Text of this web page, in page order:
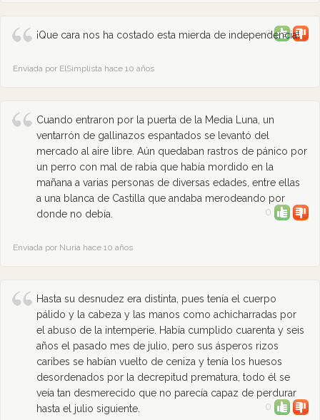
¡Que cara nos ha costado esta mierda de independencia!
0
Enviada por ElSimplista hace 10 años
Cuando entraron por la puerta de la Media Luna, un
ventarrón de gallinazos espantados se levantó del
mercado al aire libre. Aún quedaban rastros de pánico por
un perro con mal de rabia que había mordido en la
mañana a varias personas de diversas edades, entre ellas
a una blanca de Castilla que andaba merodeando por
donde no debía.
0
Enviada por Nuria hace 10 años
Hasta su desnudez era distinta, pues tenía el cuerpo
pálido y la cabeza y las manos como achicharradas por
el abuso de la intemperie. Había cumplido cuarenta y seis
años el pasado mes de julio, pero sus ásperos rizos
caribes se habían vuelto de ceniza y tenía los huesos
desordenados por la decrepitud prematura, todo él se
veía tan desmerecido que no parecía capaz de perdurar
hasta el julio siguiente.
0